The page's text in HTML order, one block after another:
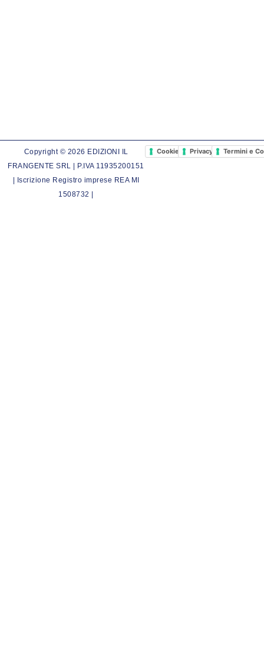
Copyright © 2026 EDIZIONI IL
FRANGENTE SRL | P.IVA 11935200151
| Iscrizione Registro imprese REA MI
1508732 |
Cookie PolicyPrivacy PolicyTermini e